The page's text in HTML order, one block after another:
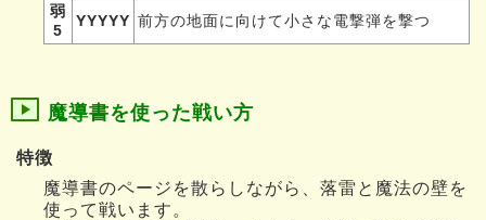
弱
5
YYYYY 前方の地面に向けて小さな電撃弾を撃つ
魔導書を使った戦い方
特徴
魔導書のページを散らしながら、落雷と魔法の壁を
使って戦います。